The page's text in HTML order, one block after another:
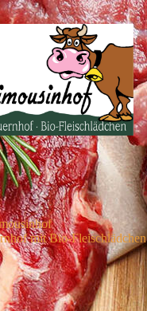
mit Bio-Fleischlädchen